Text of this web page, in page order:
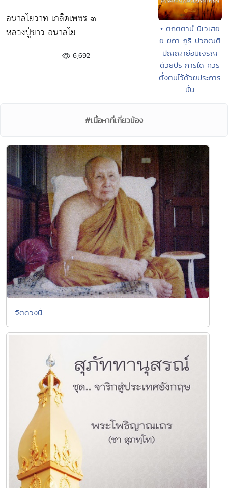
อนาลโยวาท เกล็ดเพชร ๓
หลวงปู่ขาว อนาลโย
6,692
• ตถตฺตานํ นิเวเสยฺ
ย ยถา ภูริ ปวฑฺฒติ
ปัญญาย่อมเจริญ
ด้วยประการใด ควร
ตั้งตนไว้ด้วยประการ
นั้น
#เนื้อหาที่เกี่ยวข้อง
จิตดวงนี้...